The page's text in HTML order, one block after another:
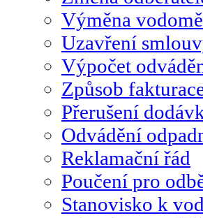
Výměna
Uzavření
Výpočet
Způsob
Přerušení
Odvádění
Reklamační řád
Poučení pro
Stanovisko k